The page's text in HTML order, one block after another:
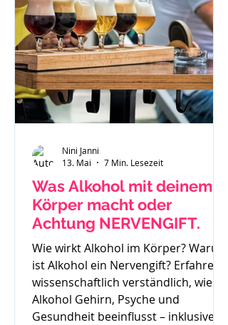
Was Alkohol mit deinem
Körper macht oder
Achtung NERVENGIFT.
Wie wirkt Alkohol im Körper? Warum
ist Alkohol ein Nervengift? Erfahre
wissenschaftlich verständlich, wie
Alkohol Gehirn, Psyche und
Gesundheit beeinflusst – inklusive
Nini Janni
13. Mai
7 Min. Lesezeit